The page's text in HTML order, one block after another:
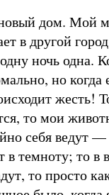
дом. Мой
в другой
ночь одна.
но когда
жесть!
то мои
себя ведут —
темноту; то в
то просто